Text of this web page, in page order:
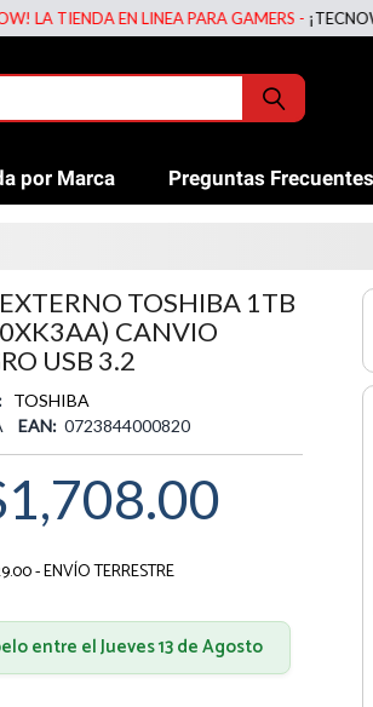
TIENDA EN LINEA PARA GAMERS -
por Marca Preguntas Frecuentes
TOSHIBA 1TB
CANVIO
USB 3.2
TOSHIBA
EAN: 0723844000820
- ENVÍO TERRESTRE
entre el Jueves 13 de Agosto